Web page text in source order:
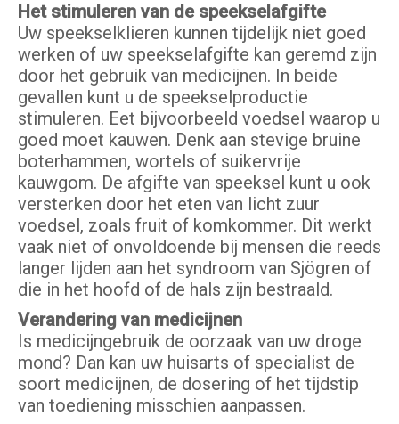
Het stimuleren van de speekselafgifte
Uw speekselklieren kunnen tijdelijk niet goed
werken of uw speekselafgifte kan geremd zijn
door het gebruik van medicijnen. In beide
gevallen kunt u de speekselproductie
stimuleren. Eet bijvoorbeeld voedsel waarop u
goed moet kauwen. Denk aan stevige bruine
boterhammen, wortels of suikervrije
kauwgom. De afgifte van speeksel kunt u ook
versterken door het eten van licht zuur
voedsel, zoals fruit of komkommer. Dit werkt
vaak niet of onvoldoende bij mensen die reeds
langer lijden aan het syndroom van Sjögren of
die in het hoofd of de hals zijn bestraald.
Verandering van medicijnen
Is medicijngebruik de oorzaak van uw droge
mond? Dan kan uw huisarts of specialist de
soort medicijnen, de dosering of het tijdstip
van toediening misschien aanpassen.